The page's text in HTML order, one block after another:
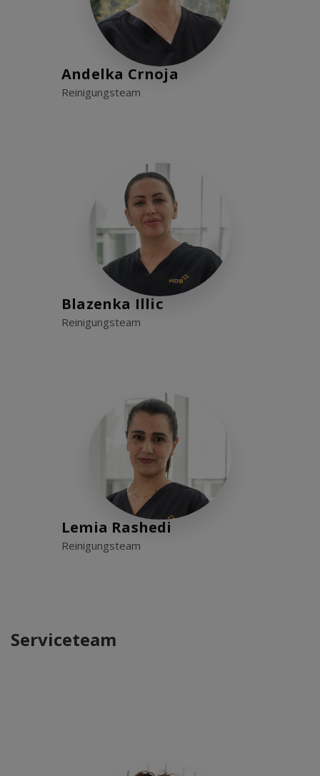
Andelka Crnoja
Reinigungsteam
Blazenka Illic
Reinigungsteam
Lemia Rashedi
Reinigungsteam
Serviceteam